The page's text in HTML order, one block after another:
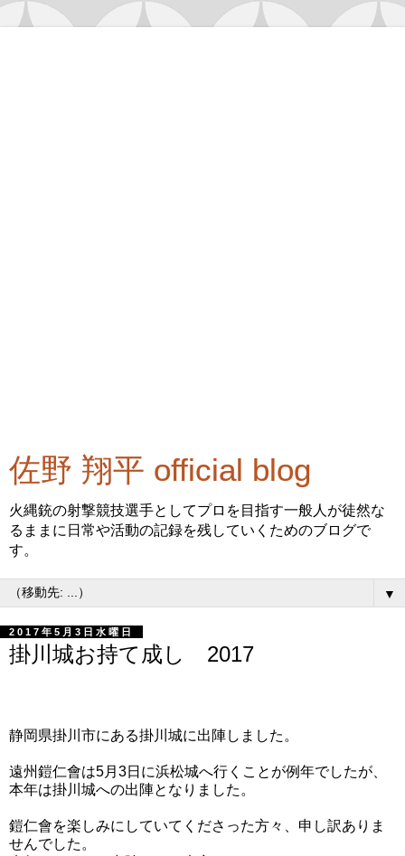
佐野 翔平 official blog
火縄銃の射撃競技選手としてプロを目指す一般人が徒然な
るままに日常や活動の記録を残していくためのブログで
す。
▼
2017年5月3日水曜日
掛川城お持て成し 2017
静岡県掛川市にある掛川城に出陣しました。
遠州鎧仁會は5月3日に浜松城へ行くことが例年でしたが、
本年は掛川城への出陣となりました。
鎧仁會を楽しみにしていてくださった方々、申し訳ありま
せんでした。